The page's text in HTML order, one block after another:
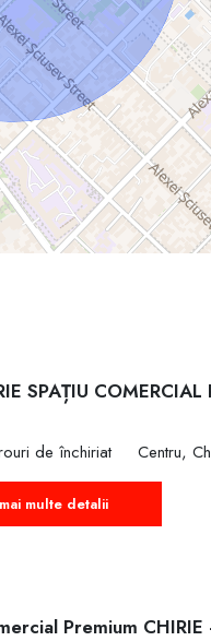
SPAȚIU
de închiriat Centru,
multe detalii
Premium